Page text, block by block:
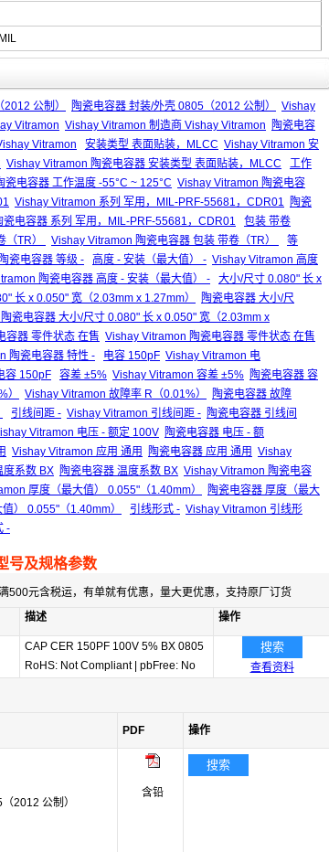
公制） 陶瓷电容器 封装/外壳 0805（2012 公制）
Vishay
Vitramon Vishay Vitramon 制造商 Vishay Vitramon
陶瓷电容
Vitramon 安装类型 表面贴装，MLCC Vishay Vitramon 安
Vishay Vitramon 陶瓷电容器 安装类型 表面贴装，MLCC
工作
瓷电容器 工作温度 -55°C ~ 125°C Vishay Vitramon 陶瓷电容
Vishay Vitramon 系列 军用，MIL-PRF-55681，CDR01
陶瓷
电容器 系列 军用，MIL-PRF-55681，CDR01
包装 带卷
（TR） Vishay Vitramon 陶瓷电容器 包装 带卷（TR）
等
瓷电容器 等级 - 高度 - 安装（最大值） - Vishay Vitramon 高度
陶瓷电容器 高度 - 安装（最大值） -
大小/尺寸 0.080" 长 x
长 x 0.050" 宽（2.03mm x 1.27mm）
陶瓷电容器 大小/尺
瓷电容器 大小/尺寸 0.080" 长 x 0.050" 宽（2.03mm x
容器 零件状态 在售 Vishay Vitramon 陶瓷电容器 零件状态 在售
陶瓷电容器 特性 - 电容 150pF Vishay Vitramon 电
容 150pF 容差 ±5% Vishay Vitramon 容差 ±5% 陶瓷电容器 容
） Vishay Vitramon 故障率 R（0.01%）
陶瓷电容器 故障
引线间距 - Vishay Vitramon 引线间距 - 陶瓷电容器 引线间
Vitramon 电压 - 额定 100V 陶瓷电容器 电压 - 额
Vishay Vitramon 应用 通用 陶瓷电容器 应用 通用 Vishay
度系数 BX 陶瓷电容器 温度系数 BX Vishay Vitramon 陶瓷电容
厚度（最大值） 0.055"（1.40mm）
陶瓷电容器 厚度（最大
） 0.055"（1.40mm） 引线形式 - Vishay Vitramon 引线形
-
号及规格参数
元含税运，有单就有优惠，量大更优惠，支持原厂订货
描述 操作
CAP CER 150PF 100V 5% BX 0805
RoHS: Not Compliant pbFree: No
搜索
查看资料
PDF 操作
2012 公制）
含铅
搜索